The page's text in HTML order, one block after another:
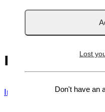
melanoma
Inicio melanoma
Lost
Don't have an